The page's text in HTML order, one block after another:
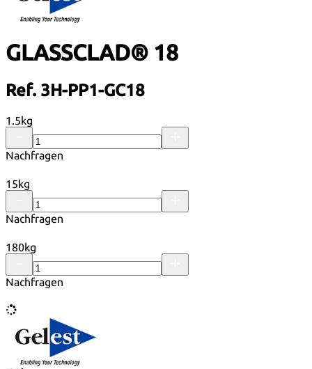
GLASSCLAD® 18
Ref. 3H-PP1-GC18
1.5kg
Nachfragen
15kg
Nachfragen
180kg
Nachfragen